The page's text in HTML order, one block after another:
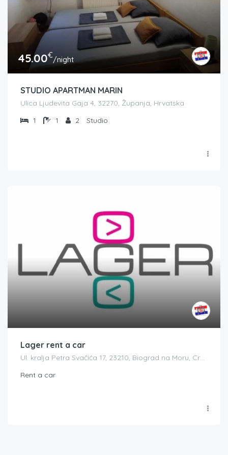
45.00€/night
STUDIO APARTMAN MARIN
Ulica Ljudevita Gaja 4, 32270, Županja, Hrvatska
1
1 2 Studio
Lager rent a car
Rent a car